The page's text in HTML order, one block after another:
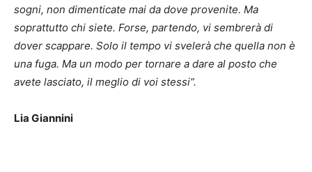
sogni, non dimenticate mai da dove provenite. Ma
soprattutto chi siete. Forse, partendo, vi sembrerà di
dover scappare. Solo il tempo vi svelerà che quella non è
una fuga. Ma un modo per tornare a dare al posto che
avete lasciato, il meglio di voi stessi”.
Lia Giannini